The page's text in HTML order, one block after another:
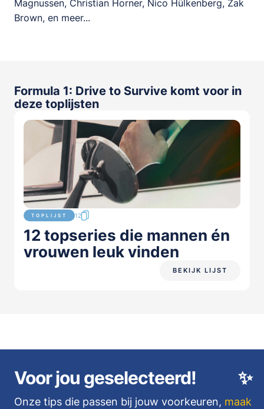
Magnussen, Christian Horner, Nico Hülkenberg, Zak
Brown, en meer...
Formula 1: Drive to Survive komt voor in
deze toplijsten
TOPLIJST 12
12 topseries die mannen én
vrouwen leuk vinden
BEKIJK LIJST
✨
Voor jou geselecteerd!
Onze tips die passen bij jouw voorkeuren, maak